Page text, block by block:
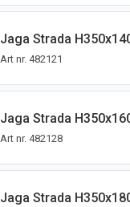
Jaga Strada
Art nr. 482121
Jaga Strada
Art nr. 482128
Jaga Strada